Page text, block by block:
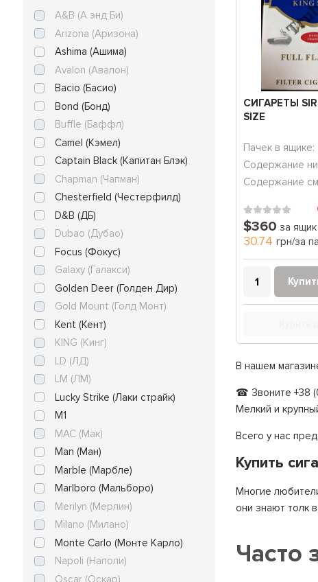
A&B (А энд Би)
Arizona (Аризона)
Ashima (Ашима)
Avalon (Авалон)
Bacio (Басио)
Bond (Бонд)
Buffle (Баффл)
Camel (Кэмел)
Captain Black (Капитан Блэк)
Chapman (Чапман)
Chesterfield (Честерфилд)
D&B (ДБ)
Dubao (Дубао)
Focus (Фокус)
Galaxy (Галакси)
Golden Deer (Голден Дир)
Gold Mount (Голд Монт)
Kent (Кент)
KING (Кинг)
LD (ЛД)
LM (ЛМ)
Lucky Strike (Лаки страйк)
M1
MAC (Мак)
Man (Ман)
Marble (Марбле)
Marlboro (Мальборо)
Merilyn (Мерлин)
Milano (Милано)
Monte Carlo (Монте Карло)
Napoli (Наполи)
Oscar (Оскар)
СИГАРЕТЫ SIR
SIZE
Пачек в ящике:
Содержание
Содержание
$360 за ящик
30.74 грн/за
В нашем
☎ Звоните +38
Мелкий и
Всего у нас
Купить
Многие
они знают толк
Часто